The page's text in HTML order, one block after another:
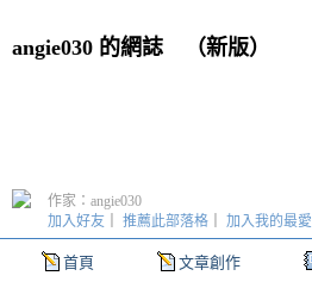
angie030 的網誌 （新版）
首頁 文章創作
加入好友 推薦此部落格 加入我的最愛
作家：angie030